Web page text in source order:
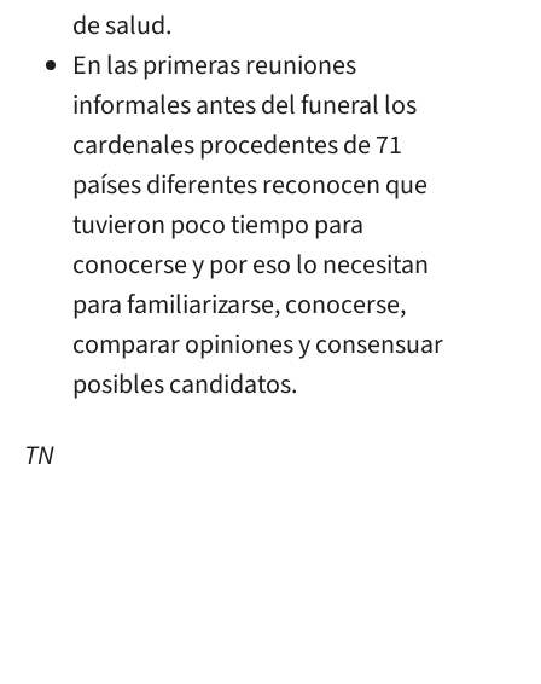
de salud.
En las primeras reuniones
informales antes del funeral los
cardenales procedentes de 71
países diferentes reconocen que
tuvieron poco tiempo para
conocerse y por eso lo necesitan
para familiarizarse, conocerse,
comparar opiniones y consensuar
posibles candidatos.
TN